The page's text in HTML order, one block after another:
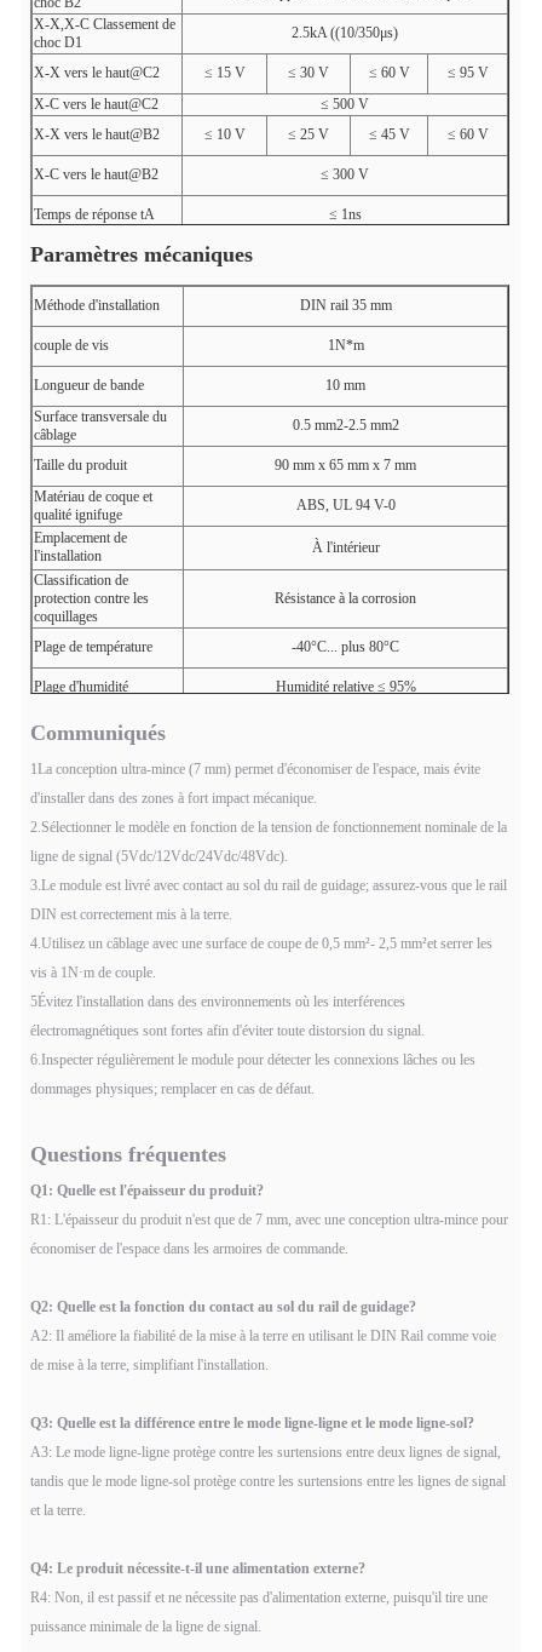
X-X,X-C Classement de
choc D1
2.5kA ((10/350μs)
X-X vers le haut@C2 ≤ 15 V ≤ 30 V ≤ 60 V
≤ 95 V
X-C vers le haut@C2
≤ 500 V
X-X vers le haut@B2
≤ 10 V ≤ 25 V ≤ 45 V ≤ 60 V
X-C vers le haut@B2 ≤ 300 V
Temps de réponse tA ≤ 1ns
IR de courant de charge
Largeur de bande de
ligne à ligne fG
Le nombre de points de contrôle doit être le même que le
nombre de points de contrôle.
Paramètres mécaniques
Méthode d'installation DIN rail 35 mm
couple de vis 1N*m
Longueur de bande
10 mm
Surface transversale du
câblage
0.5 mm2-2.5 mm2
Taille du produit
90 mm x 65 mm x 7 mm
Matériau de coque et
qualité ignifuge
ABS, UL 94 V-0
Emplacement de
l'installation
À l'intérieur
Classification de
protection contre les
coquillages
Résistance à la corrosion
Plage de température -40°C... plus 80°C
Plage d'humidité Humidité relative ≤ 95%
Communiqués
1La conception ultra-mince (7 mm) permet d'économiser de l'espace, mais évite
d'installer dans des zones à fort impact mécanique.
2.Sélectionner le modèle en fonction de la tension de fonctionnement nominale de la
ligne de signal (5Vdc/12Vdc/24Vdc/48Vdc).
3.Le module est livré avec contact au sol du rail de guidage; assurez-vous que le rail
DIN est correctement mis à la terre.
4.Utilisez un câblage avec une surface de coupe de 0,5 mm²- 2,5 mm²et serrer les
vis à 1N·m de couple.
5Évitez l'installation dans des environnements où les interférences
électromagnétiques sont fortes afin d'éviter toute distorsion du signal.
6.Inspecter régulièrement le module pour détecter les connexions lâches ou les
dommages physiques; remplacer en cas de défaut.
Questions fréquentes
Q1: Quelle est l'épaisseur du produit?
R1: L'épaisseur du produit n'est que de 7 mm, avec une conception ultra-mince pour
économiser de l'espace dans les armoires de commande.
Q2: Quelle est la fonction du contact au sol du rail de guidage?
A2: Il améliore la fiabilité de la mise à la terre en utilisant le DIN Rail comme voie
de mise à la terre, simplifiant l'installation.
Q3: Quelle est la différence entre le mode ligne-ligne et le mode ligne-sol?
A3: Le mode ligne-ligne protège contre les surtensions entre deux lignes de signal,
tandis que le mode ligne-sol protège contre les surtensions entre les lignes de signal
et la terre.
Q4: Le produit nécessite-t-il une alimentation externe?
R4: Non, il est passif et ne nécessite pas d'alimentation externe, puisqu'il tire une
puissance minimale de la ligne de signal.